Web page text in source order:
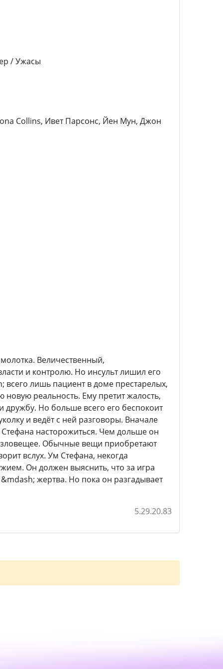
/ Ужасы
Collins, Ивет Парсонс, Йен Мун, Джон
Величественный,
и контролю. Но инсульт лишил его
лишь пациент в доме престарелых,
новую реальность. Ему претит жалость,
дружбу. Но больше всего его беспокоит
и ведёт с ней разговоры. Вначале
насторожиться. Чем дольше он
зловещее. Обычные вещи приобретают
вслух. Ум Стефана, некогда
Он должен выяснить, что за игра
жертва. Но пока он разгадывает
5.29.20.83